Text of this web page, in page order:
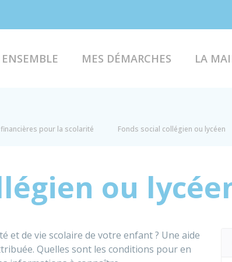
MES DÉMARCHES LA
pour la scolarité Fonds social collégien ou lycéen
ou
et de vie scolaire de votre enfant ? Une aide
Quelles sont les conditions pour en